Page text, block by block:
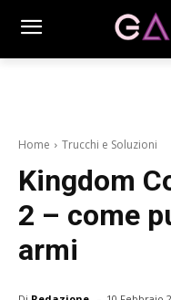
Home Trucchi e Soluzioni
Kingdom
2 – come
armi